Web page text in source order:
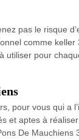
pas le risque
comme keller
utiliser pour
pour vous qui a
et aptes à
De Mauchiens